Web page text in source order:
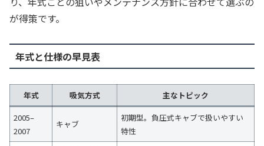
が得策です。
年式と仕様の早見表
年式 吸気方式
主なトピック
2005–
2007
キャブ
初期型。負圧式キャブで扱いやすい
特性